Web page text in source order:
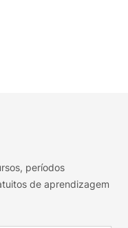
períodos
de aprendizagem